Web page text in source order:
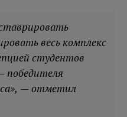
весь комплекс
студентов
победителя
— отметил